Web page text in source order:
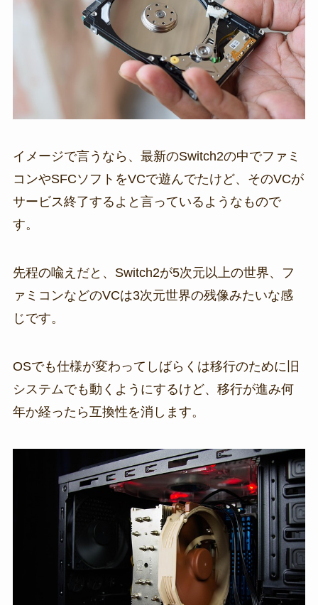
イメージで言うなら、最新のSwitch2の中でファミ
コンやSFCソフトをVCで遊んでたけど、そのVCが
サービス終了するよと言っているようなもので
す。
先程の喩えだと、Switch2が5次元以上の世界、フ
ァミコンなどのVCは3次元世界の残像みたいな感
じです。
OSでも仕様が変わってしばらくは移行のために旧
システムでも動くようにするけど、移行が進み何
年か経ったら互換性を消します。